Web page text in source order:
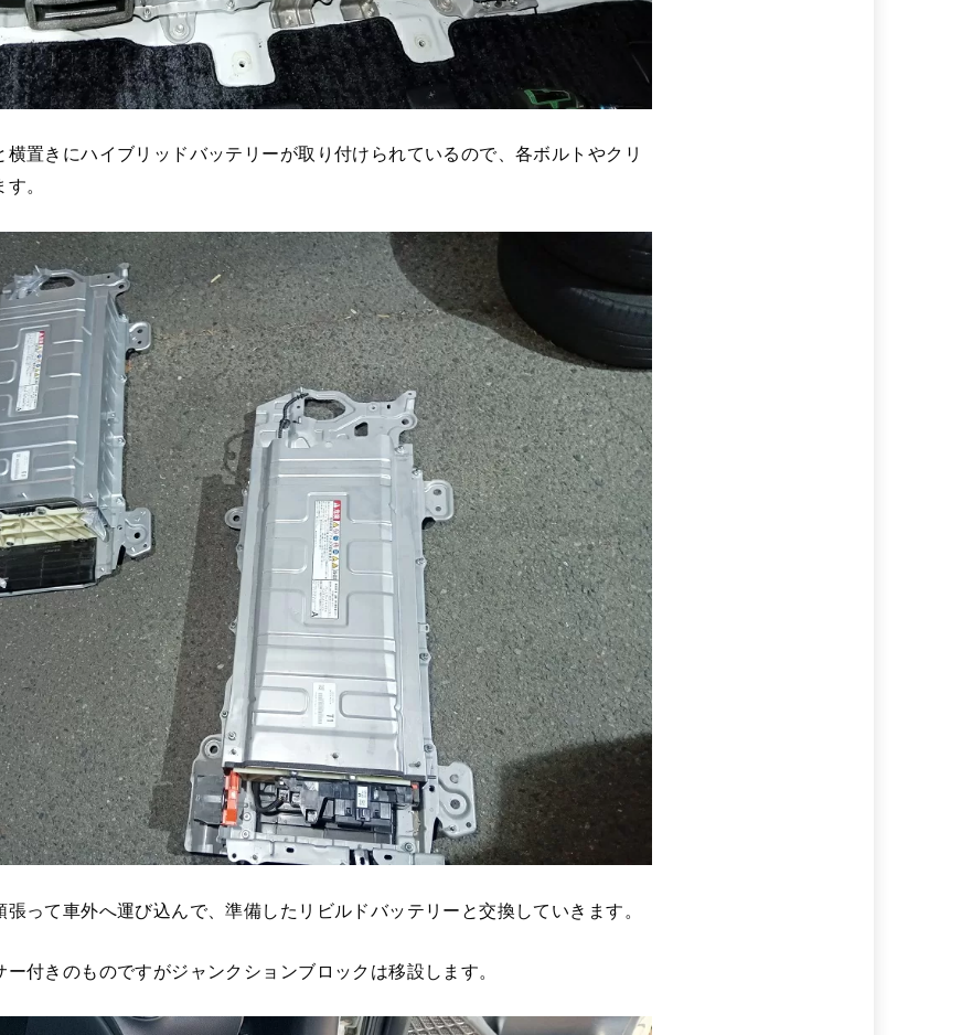
横置きにハイブリッドバッテリーが取り付けられているので、各ボルトやクリ
。
って車外へ運び込んで、準備したリビルドバッテリーと交換していきます。
付きのものですがジャンクションブロックは移設します。